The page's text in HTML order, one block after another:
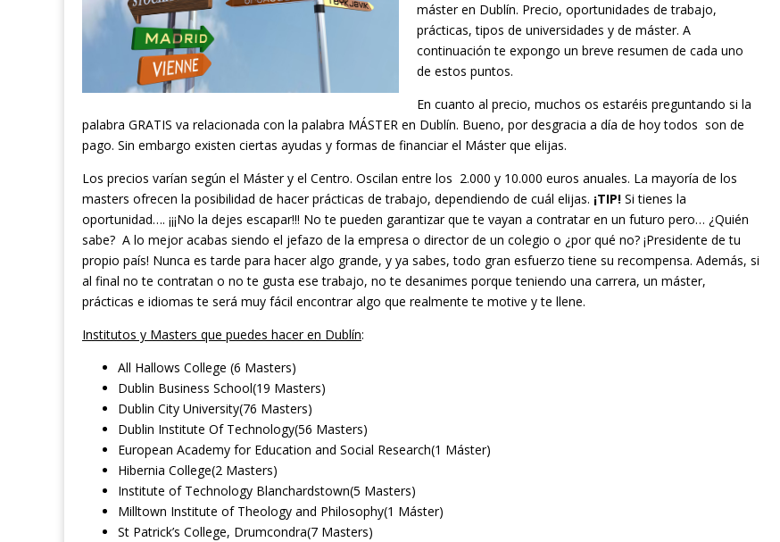
máster en Dublín. Precio, oportunidades de trabajo,
prácticas, tipos de universidades y de máster. A
continuación te expongo un breve resumen de cada uno
de estos puntos.
En cuanto al precio, muchos os estaréis preguntando si la
palabra GRATIS va relacionada con la palabra MÁSTER en Dublín. Bueno, por desgracia a día de hoy todos son de
pago. Sin embargo existen ciertas ayudas y formas de financiar el Máster que elijas.
Los precios varían según el Máster y el Centro. Oscilan entre los 2.000 y 10.000 euros anuales. La mayoría de los
masters ofrecen la posibilidad de hacer prácticas de trabajo, dependiendo de cuál elijas. ¡TIP! Si tienes la
oportunidad…. ¡¡¡No la dejes escapar!!! No te pueden garantizar que te vayan a contratar en un futuro pero… ¿Quién
sabe? A lo mejor acabas siendo el jefazo de la empresa o director de un colegio o ¿por qué no? ¡Presidente de tu
propio país! Nunca es tarde para hacer algo grande, y ya sabes, todo gran esfuerzo tiene su recompensa. Además, si
al final no te contratan o no te gusta ese trabajo, no te desanimes porque teniendo una carrera, un máster,
prácticas e idiomas te será muy fácil encontrar algo que realmente te motive y te llene.
Institutos y Masters que puedes hacer en Dublín:
All Hallows College (6 Masters)
Dublin Business School(19 Masters)
Dublin City University(76 Masters)
Dublin Institute Of Technology(56 Masters)
European Academy for Education and Social Research(1 Máster)
Hibernia College(2 Masters)
Institute of Technology Blanchardstown(5 Masters)
Milltown Institute of Theology and Philosophy(1 Máster)
St Patrick’s College, Drumcondra(7 Masters)